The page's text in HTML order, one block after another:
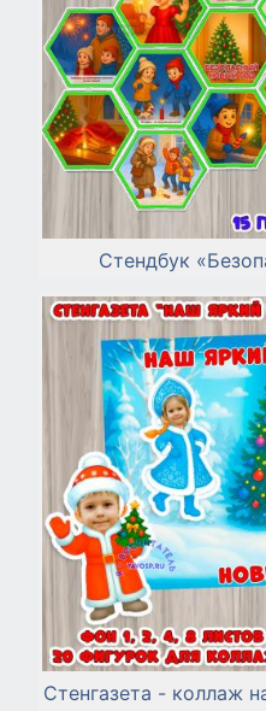
Стендбук
Стенгазета - коллаж